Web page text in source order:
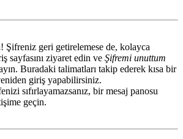
Şifreniz geri getirelemese de, kolayca
sayfasını ziyaret edin ve Şifremi unuttum
Buradaki talimatları takip ederek kısa bir
giriş yapabilirsiniz.
sıfırlayamazsanız, bir mesaj panosu
geçin.